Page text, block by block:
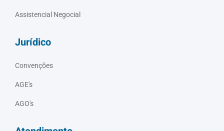
Assistencial Negocial
Jurídico
Convenções
AGE's
AGO's